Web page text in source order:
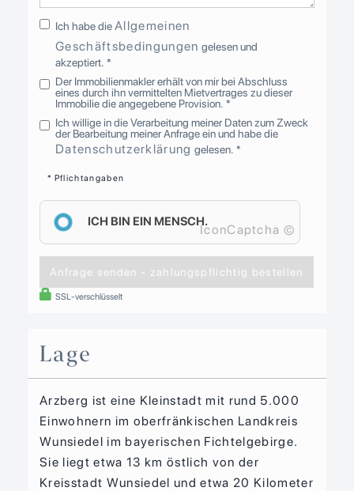
Ich habe dieAllgemeinen
Geschäftsbedingungen gelesen und
akzeptiert. *
Der Immobilienmakler erhält von mir bei Abschluss
eines durch ihn vermittelten Mietvertrages zu dieser
Immobilie die angegebene Provision. *
Ich willige in die Verarbeitung meiner Daten zum Zweck
der Bearbeitung meiner Anfrage ein und habe die
Datenschutzerklärung gelesen. *
* Pflichtangaben
Anfrage senden - zahlungspflichtig bestellen
SSL-verschlüsselt
ICH BIN EIN MENSCH.
IconCaptcha ©
Lage
Arzberg ist eine Kleinstadt mit rund 5.000
Einwohnern im oberfränkischen Landkreis
Wunsiedel im bayerischen Fichtelgebirge.
Sie liegt etwa 13 km östlich von der
Kreisstadt Wunsiedel und etwa 20 Kilometer